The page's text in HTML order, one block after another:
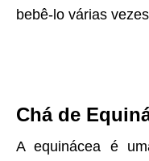
bebê-lo várias
Chá de
A equinácea é